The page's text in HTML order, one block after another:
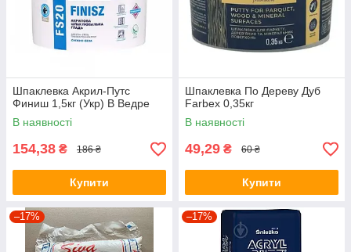
Шпаклевка Акрил-Путс
Финиш 1,5кг (Укр) В Ведре
В наявності
154,38 ₴ 186 ₴
Купити
Шпаклевка По Дереву Дуб
Farbex 0,35кг
В наявності
49,29 ₴ 60 ₴
Купити
–17% –17%